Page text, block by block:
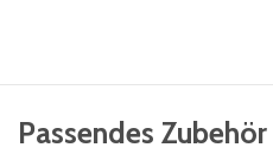
Passendes Zubehör